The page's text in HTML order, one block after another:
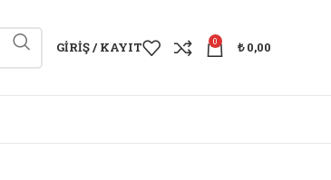
GIRIŞ / KAYIT 0 ₺0,00